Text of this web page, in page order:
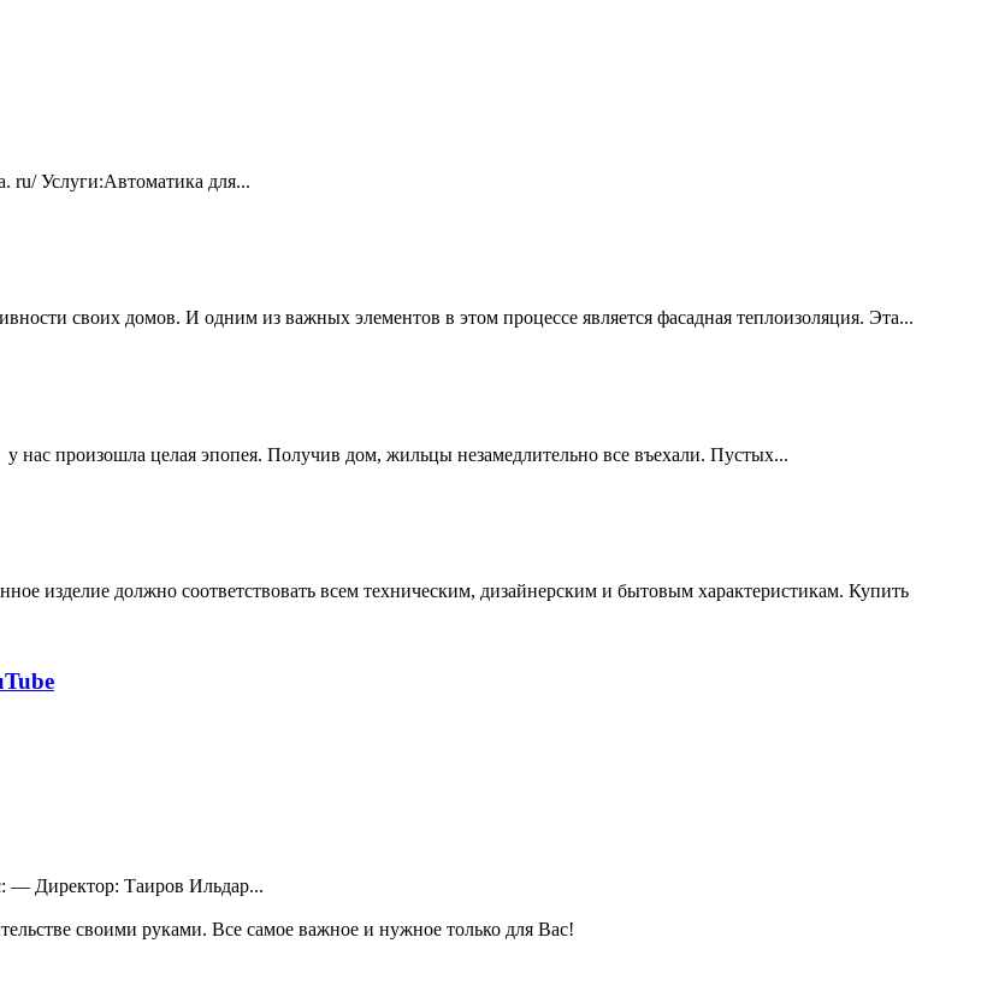
Услуги:Автоматика для...
своих домов. И одним из важных элементов в этом процессе является фасадная теплоизоляция. Эта...
произошла целая эпопея. Получив дом, жильцы незамедлительно все въехали. Пустых...
изделие должно соответствовать всем техническим, дизайнерским и бытовым характеристикам. Купить
— Директор: Таиров Ильдар...
своими руками. Все самое важное и нужное только для Вас!